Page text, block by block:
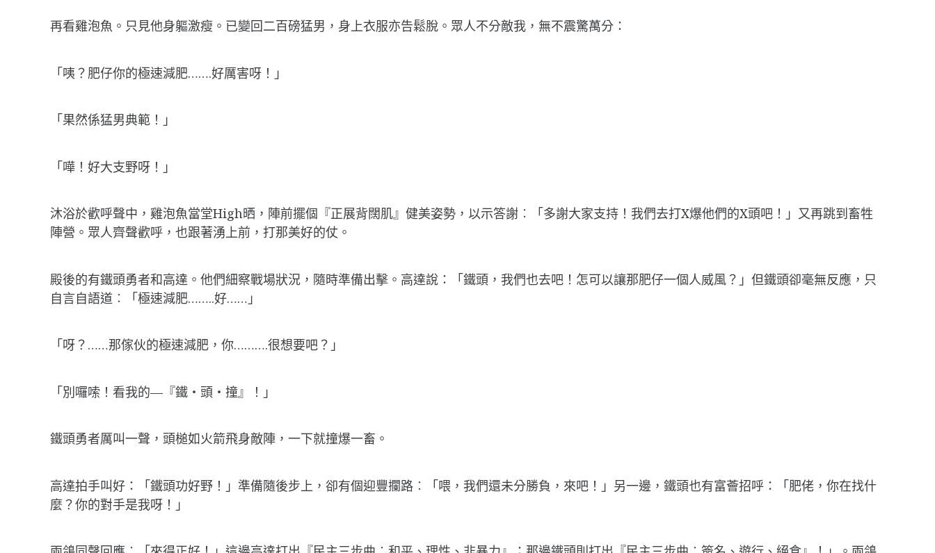
再看雞泡魚。只見他身軀激瘦。已變回二百磅猛男，身上衣服亦告鬆脫。眾人不分敵我，無不震驚萬分：
「咦？肥仔你的極速減肥…….好厲害呀！」
「果然係猛男典範！」
「嘩！好大支野呀！」
沐浴於歡呼聲中，雞泡魚當堂High晒，陣前擺個『正展背闊肌』健美姿勢，以示答謝︰「多謝大家支持！我們去打X爆他們的X頭吧！」又再跳到畜牲
陣營。眾人齊聲歡呼，也跟著湧上前，打那美好的仗。
殿後的有鐵頭勇者和高達。他們細察戰場狀況，隨時準備出擊。高達說：「鐵頭，我們也去吧！怎可以讓那肥仔一個人威風？」但鐵頭卻毫無反應，只
自言自語道︰「極速減肥……..好……」
「呀？……那傢伙的極速減肥，你……….很想要吧？」
「別囉嗦！看我的—『鐵‧頭‧撞』！」
鐵頭勇者厲叫一聲，頭槌如火箭飛身敵陣，一下就撞爆一畜。
高達拍手叫好：「鐵頭功好野！」準備隨後步上，卻有個迎豐攔路︰「喂，我們還未分勝負，來吧！」另一邊，鐵頭也有富薈招呼：「肥佬，你在找什
麼？你的對手是我呀！」